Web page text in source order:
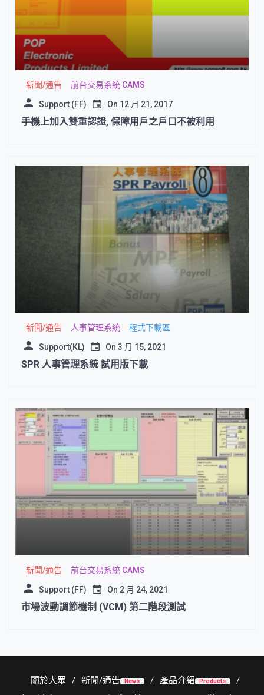
新聞/通告 前台交易系統 CAMS
Support (FF) On 12 月 21, 2017
手機上加入雙重認證, 保障用戶之戶口不被利用
新聞/通告 人事管理系統 程式下載區
Support(KL) On 3 月 15, 2021
SPR 人事管理系統 試用版下載
新聞/通告 前台交易系統 CAMS
Support (FF) On 2 月 24, 2021
市場波動調節機制 (VCM) 第二階段測試
關於大眾 新聞/通告 News 產品介紹 Products